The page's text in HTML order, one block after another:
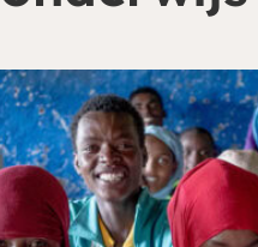
Je kunt eenmalig
onze website. Ga